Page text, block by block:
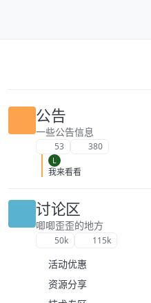
公告
一些公告信息
53 380
L
我来看看
讨论区
唧唧歪歪的地方
50k 115k
活动优惠
资源分享